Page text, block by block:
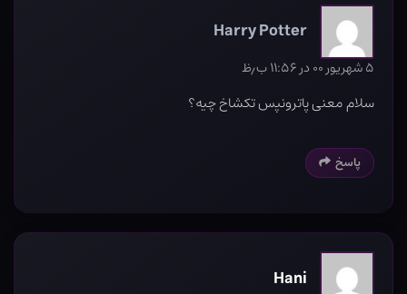
Harry Potter
۵ شهریور ۰۰ در ۱۱:۵۶ ب٫ظ
سلام معنی پاترونپس تکشاخ چیه؟
پاسخ
Hani